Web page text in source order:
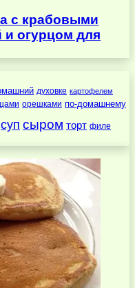
с крабовыми
и огурцом для
духовке картофелем
орешками по-домашнему
суп сыром торт филе